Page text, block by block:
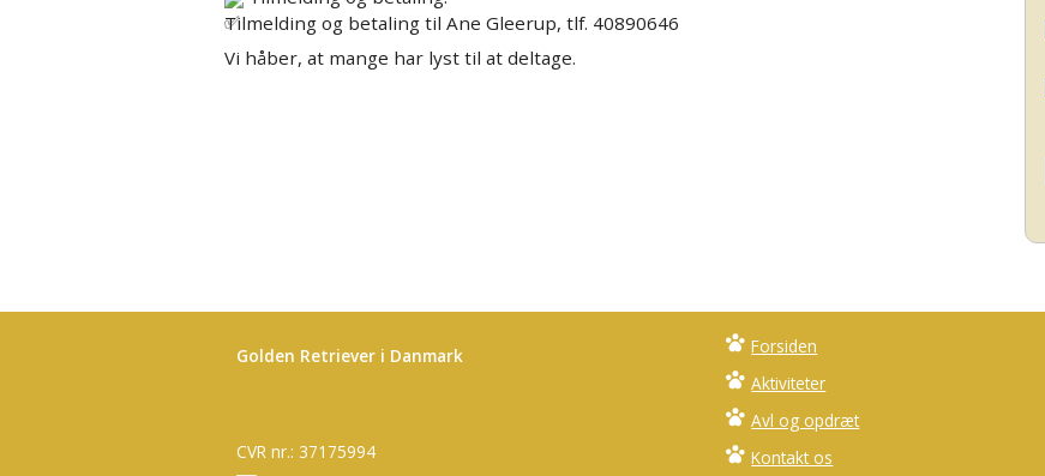
Tilmelding og betaling til Ane Gleerup, tlf. 40890646
Vi håber, at mange har lyst til at deltage.
Golden Retriever i Danmark
CVR nr.: 37175994
Forsiden
Aktiviteter
Avl og opdræt
Kontakt os